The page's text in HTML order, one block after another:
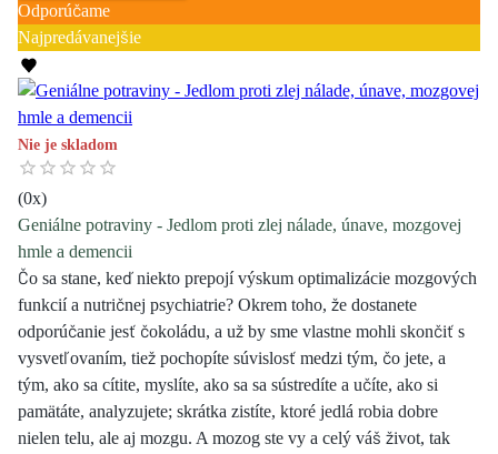
Odporúčame
Najpredávanejšie
Nie je skladom
(0x)
Geniálne potraviny - Jedlom proti zlej nálade, únave, mozgovej
hmle a demencii
Čo sa stane, keď niekto prepojí výskum optimalizácie mozgových
funkcií a nutričnej psychiatrie? Okrem toho, že dostanete
odporúčanie jesť čokoládu, a už by sme vlastne mohli skončiť s
vysvetľovaním, tiež pochopíte súvislosť medzi tým, čo jete, a
tým, ako sa cítite, myslíte, ako sa sa sústredíte a učíte, ako si
pamätáte, analyzujete; skrátka zistíte, ktoré jedlá robia dobre
nielen telu, ale aj mozgu. A mozog ste vy a celý váš život, tak